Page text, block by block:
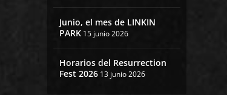
Junio, el mes de LINKIN
PARK 15 junio 2026
Horarios del Resurrection
Fest 2026 13 junio 2026